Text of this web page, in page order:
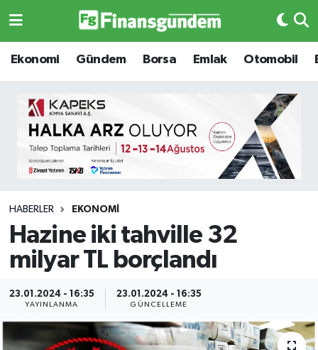
Ekonomi Gündem Borsa Emlak Otomobil
HABERLER EKONOMI
Hazine iki tahville 32
milyar TL borçlandı
23.01.2024 - 16:35
YAYINLANMA
23.01.2024 - 16:35
GÜNCELLEME
Ekonomi
Borsa
Emlak
Otomobil
Gizlilik Sözleşmesi
Hakkımızda
İletişim
Ekonomi
Borsa
Emlak
Emtia
BITCOIN
Yapay Zeka